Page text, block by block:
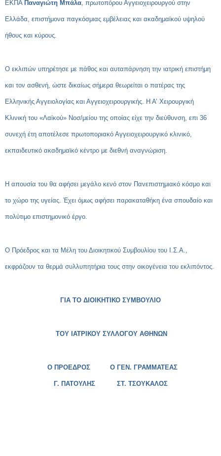
ΕΚΠΑ Παναγιώτη Μπάλα, πρωτοπόρου Αγγειοχειρουργού στην
Ελλάδα, επιστήμονα παγκόσμιας εμβέλειας και ακαδημαϊκού υψηλού
ήθους και κύρους.
Ο εκλιπών υπηρέτησε με πάθος και αυταπάρνηση την ιατρική επιστήμη
και τον ασθενή, ώστε δικαίως σήμερα θεωρείται ο πατέρας της
Ελληνικής Αγγειολογίας και Αγγειοχειρουργικής. Η Α’ Χειρουργική
Κλινική του «Λαϊκού» Νοσ/μείου της οποίας είχε την διεύθυνση, επι 36
συνεχή έτη αποτέλεσε πρωτοποριακό Αγγειοχειρουργικό κλινικό,
εκπαιδευτικό ακαδημαϊκό κέντρο με διεθνή αναγνώριση.
Η απουσία του θα αφήσει μεγάλο κενό στον Πανεπιστημιακό κόσμο και
το χώρο της υγείας. Έχει όμως αφήσει παρακαταθήκη ένα σπουδαίο και
πολύτιμο επιστημονικό έργο.
Ο Πρόεδρος και τα Μέλη του Διοικητικού Συμβουλίου του Ι.Σ.Α.,
εκφράζουν τα θερμά συλλυπητήρια τους στην οικογένεια του εκλιπόντος.
ΓΙΑ ΤΟ ΔΙΟΙΚΗΤΙΚΟ ΣΥΜΒΟΥΛΙΟ
ΤΟΥ ΙΑΤΡΙΚΟΥ ΣΥΛΛΟΓΟΥ ΑΘΗΝΩΝ
Ο ΠΡΟΕΔΡΟΣ Ο ΓΕΝ. ΓΡΑΜΜΑΤΕΑΣ
Γ. ΠΑΤΟΥΛΗΣ ΣΤ. ΤΣΟΥΚΑΛΟΣ